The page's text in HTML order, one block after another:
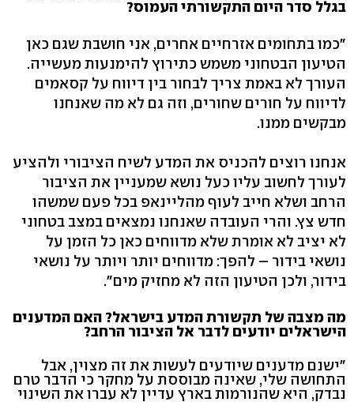
בגלל סדר היום התקשורתי העמוס?
"כמו בתחומים אזרחיים אחרים, אני חושבת שגם כאן
הטיעון הבטחוני משמש כתירוץ להימנעות מעשייה.
העורך לא באמת צריך לבחור בין דיווח על קסאמים
לדיווח על חורים שחורים, וזה גם לא מה שאנחנו
מבקשים ממנו.
אנחנו רוצים להכניס את המדע לשיח הציבורי ולהציע
לעורך לחשוב עליו כעל נושא שמעניין את הציבור
הרחב ושלא חייב לעוף מהליינאפ בכל פעם שמשהו
חדש צץ. והרי העובדה שאנחנו נמצאים במצב בטחוני
לא יציב לא אומרת שלא מדווחים כאן כל הזמן על
נושאי בידור – להפך: מדווחים יותר ויותר על נושאי
בידור, ולכן הטיעון הזה לא מחזיק מים".
מה מצבה של תקשורת המדע בישראל? האם המדענים
הישראלים יודעים לדבר אל הציבור הרחב?
"ישנם מדענים שיודעים לעשות את זה מצוין, אבל
התחושה שלי, שאינה מבוססת על מחקר כי הדבר טרם
נבדק, היא שהנורמות בארץ עדיין לא עברו את השינוי